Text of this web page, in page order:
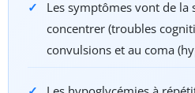
Les symptômes vont de la
concentrer (troubles
convulsions et au coma